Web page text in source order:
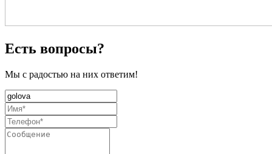
Есть вопросы?
Мы с радостью на них ответим!